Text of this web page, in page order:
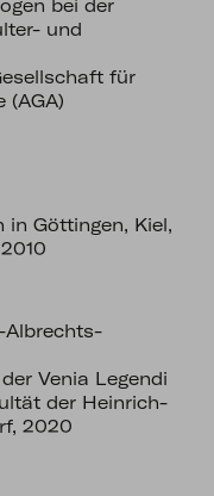
bei der
und
für
(AGA)
Göttingen, Kiel,
Albrechts-
Venia Legendi
der Heinrich-
2020